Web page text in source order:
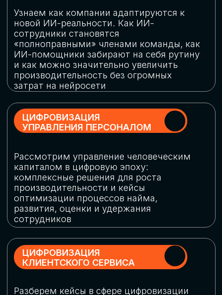
огромную статью затрат
ОБЛАЧНЫЕ ТЕХНОЛОГИИ
Подискутируем, какие облачные решения
существуют на рынке и почему
использование мультиоблачных моделей
не только снижает затраты, но и
«пересборки» бизнес-моделей
СКАЧАТЬ
ПРОГРАММУ
КОНФЕРЕНЦИИ
Оставьте заявку, мы направим вам
программу конференции
СКАЧАТЬ ПРОГРАММУ